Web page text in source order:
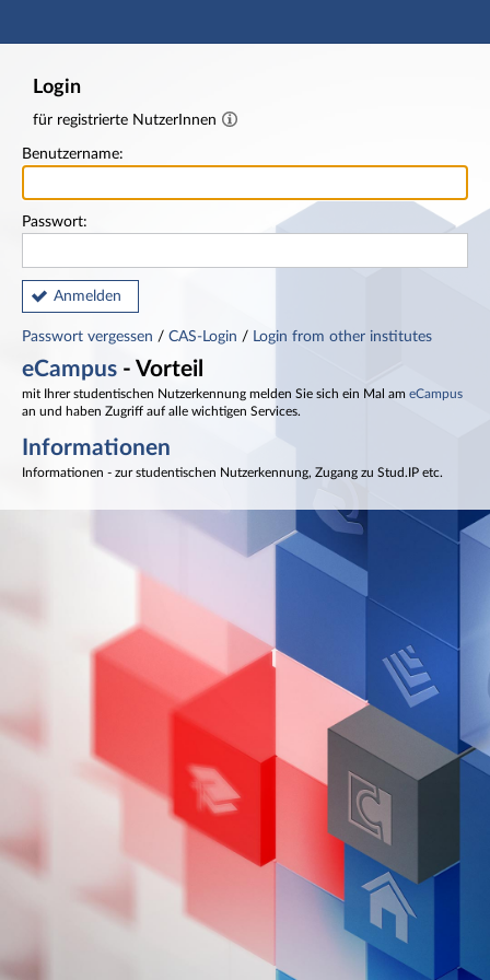
Hauptnavigation
Login
für registrierte NutzerInnen
Benutzername:
Passwort:
Anmelden
Passwort vergessen / CAS-Login / Login from other institutes
eCampus - Vorteil
mit Ihrer studentischen Nutzerkennung melden Sie sich ein Mal am eCampus
an und haben Zugriff auf alle wichtigen Services.
Informationen
Informationen - zur studentischen Nutzerkennung, Zugang zu Stud.IP etc.